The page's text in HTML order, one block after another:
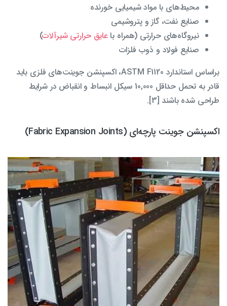
محیط‌های با مواد شیمیایی خورنده
صنایع نفت، گاز و پتروشیمی
نیروگاه‌های حرارتی (همراه باعایق حرارتی شیرآلات)
صنایع فولاد و ذوب فلزات
براساس استاندارد ASTM F1120، اکسپنشن جوینت‌های فلزی باید
قادر به تحمل حداقل 10,000 سیکل انبساط و انقباض در شرایط
طراحی شده باشند [3].
اکسپنشن جوینت پارچه‌ای (Fabric Expansion Joints)